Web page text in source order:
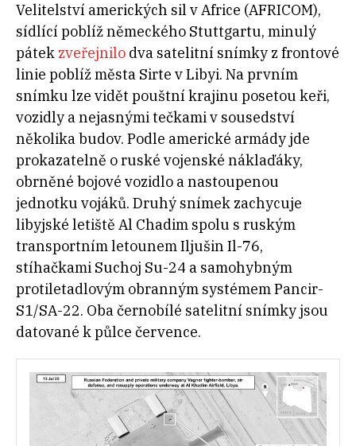
Velitelství amerických sil v Africe (AFRICOM),
sídlící poblíž německého Stuttgartu, minulý
pátek zveřejnilo dva satelitní snímky z frontové
linie poblíž města Sirte v Libyi. Na prvním
snímku lze vidět pouštní krajinu posetou keři,
vozidly a nejasnými tečkami v sousedství
několika budov. Podle americké armády jde
prokazatelně o ruské vojenské náklaďáky,
obrněné bojové vozidlo a nastoupenou
jednotku vojáků. Druhý snímek zachycuje
libyjské letiště Al Chadim spolu s ruským
transportním letounem Iljušin Il-76,
stíhačkami Suchoj Su-24 a samohybným
protiletadlovým obranným systémem Pancir-
S1/SA-22. Oba černobílé satelitní snímky jsou
datované k půlce července.